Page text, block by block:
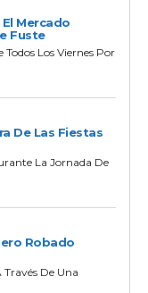
Mercado
Fuste
Los Viernes Por
De Las Fiestas
La Jornada De
Robado
De Una